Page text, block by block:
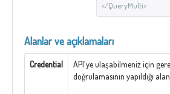
</QueryMulti>
Alanlar ve açıklamaları
Credential
API'ye ulaşabilmeniz için
doğrulamasının yapıldığı